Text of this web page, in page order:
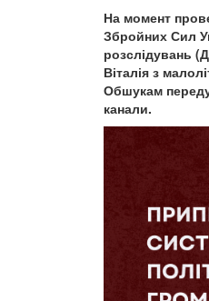
На момент
Збройних Сил
розслідувань
Віталія з
Обшукам
канали.